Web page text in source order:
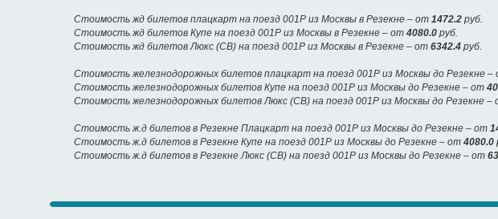
Стоимость жд билетов плацкарт на поезд 001Р из Москвы в Резекне – от 1472.2 руб.
Стоимость жд билетов Купе на поезд 001Р из Москвы в Резекне – от 4080.0 руб.
Стоимость жд билетов Люкс (СВ) на поезд 001Р из Москвы в Резекне – от 6342.4 руб.
Стоимость железнодорожных билетов плацкарт на поезд 001Р из Москвы до Резекне –
Стоимость железнодорожных билетов Купе на поезд 001Р из Москвы до Резекне – от
Стоимость железнодорожных билетов Люкс (СВ) на поезд 001Р из Москвы до Резекне –
Стоимость ж.д билетов в Резекне Плацкарт на поезд 001Р из Москвы до Резекне – от
Стоимость ж.д билетов в Резекне Купе на поезд 001Р из Москвы до Резекне – от 4080.0
Стоимость ж.д билетов в Резекне Люкс (СВ) на поезд 001Р из Москвы до Резекне – от